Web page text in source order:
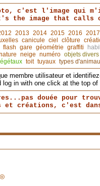
c'est l'image qui
the image that calls
2013 2014 2015 2016 2017
canicule ciel clôture
flash gare géométrie graffiti
neige numéro objets divers
toit tuyaux types
membre utilisateur et
log in with one click at the top of
douée pour
et créations, c'est
◎